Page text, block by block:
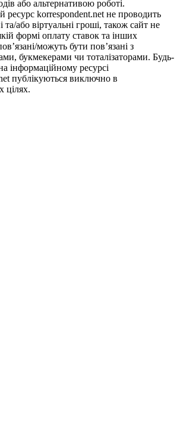
або альтернативою роботі.
ресурс korrespondent.net не проводить
та/або віртуальні гроші, також сайт не
формі оплату ставок та інших
можуть бути пов’язані з
букмекерами чи тоталізаторами. Будь-
інформаційному ресурсі
публікуються виключно в
цілях.